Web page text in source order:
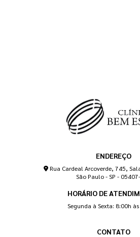
ENDEREÇO
Rua Cardeal Arcoverde, 745,
São Paulo - SP -
HORÁRIO DE
Segunda à Sexta: 8:00h
CONTATO